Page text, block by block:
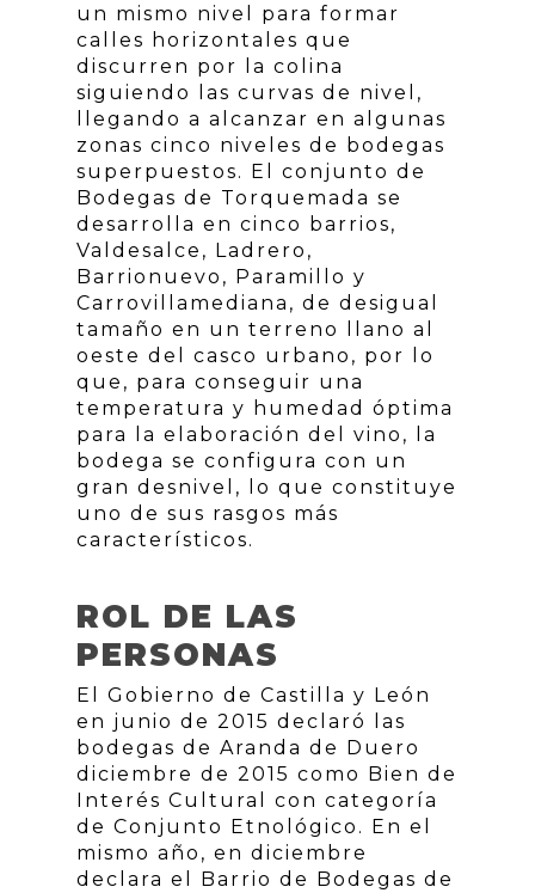
un mismo nivel para formar
calles horizontales que
discurren por la colina
siguiendo las curvas de nivel,
llegando a alcanzar en algunas
zonas cinco niveles de bodegas
superpuestos. El conjunto de
Bodegas de Torquemada se
desarrolla en cinco barrios,
Valdesalce, Ladrero,
Barrionuevo, Paramillo y
Carrovillamediana, de desigual
tamaño en un terreno llano al
oeste del casco urbano, por lo
que, para conseguir una
temperatura y humedad óptima
para la elaboración del vino, la
bodega se configura con un
gran desnivel, lo que constituye
uno de sus rasgos más
característicos.
ROL DE LAS
PERSONAS
El Gobierno de Castilla y León
en junio de 2015 declaró las
bodegas de Aranda de Duero
diciembre de 2015 como Bien de
Interés Cultural con categoría
de Conjunto Etnológico. En el
mismo año, en diciembre
declara el Barrio de Bodegas de